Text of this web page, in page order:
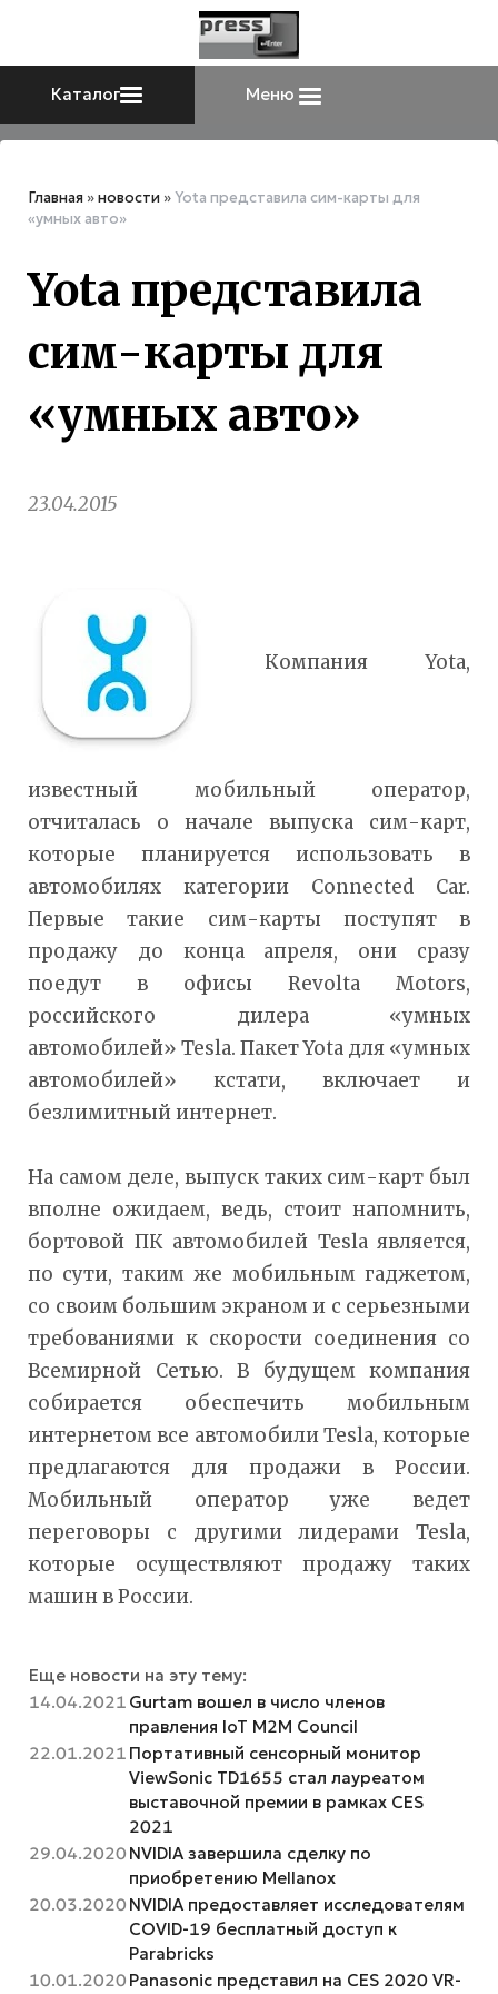
Каталог Меню
Главная »новости »Yota представила сим-карты для
«умных авто»
Yota представила
сим-карты для
«умных авто»
23.04.2015
Компания Yota,
известный мобильный оператор,
отчиталась о начале выпуска сим-карт,
которые планируется использовать в
автомобилях категории Connected Car.
Первые такие сим-карты поступят в
продажу до конца апреля, они сразу
поедут в офисы Revolta Motors,
российского дилера «умных
автомобилей» Tesla. Пакет Yota для «умных
автомобилей» кстати, включает и
безлимитный интернет.
На самом деле, выпуск таких сим-карт был
вполне ожидаем, ведь, стоит напомнить,
бортовой ПК автомобилей Tesla является,
по сути, таким же мобильным гаджетом,
со своим большим экраном и с серьезными
требованиями к скорости соединения со
Всемирной Сетью. В будущем компания
собирается обеспечить мобильным
интернетом все автомобили Tesla, которые
предлагаются для продажи в России.
Мобильный оператор уже ведет
переговоры с другими лидерами Tesla,
которые осуществляют продажу таких
машин в России.
Еще новости на эту тему:
14.04.2021 Gurtam вошел в число членов
правления IoT M2M Council
22.01.2021 Портативный сенсорный монитор
ViewSonic TD1655 стал лауреатом
выставочной премии в рамках CES
2021
29.04.2020 NVIDIA завершила сделку по
приобретению Mellanox
20.03.2020 NVIDIA предоставляет исследователям
COVID-19 бесплатный доступ к
Parabricks
10.01.2020 Panasonic представил на CES 2020 VR-